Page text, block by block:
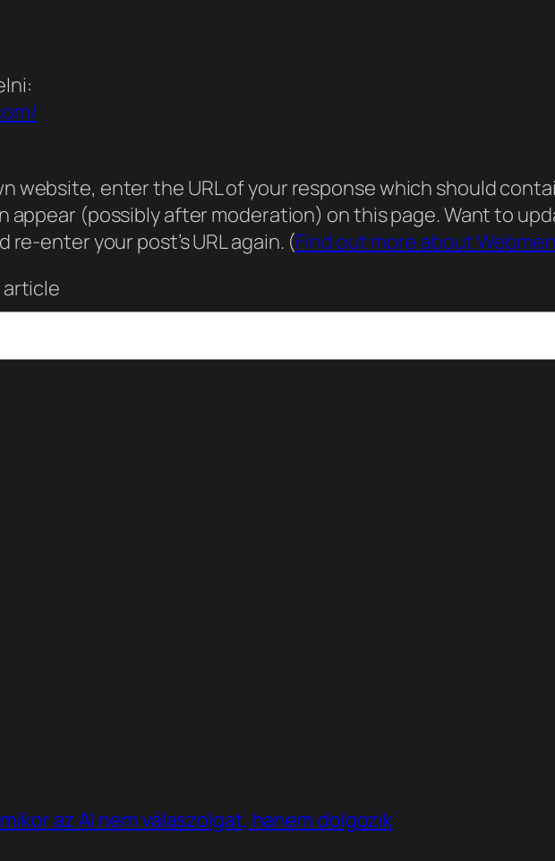
website, enter the URL of your response which should
appear (possibly after moderation) on this page. Want to
enter your post’s URL again. (Find out more about
article
az AI nem válaszolgat, hanem dolgozik